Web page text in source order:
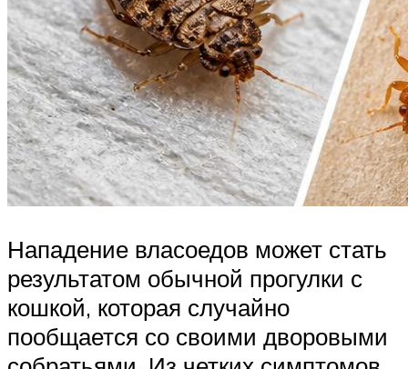
Нападение власоедов может стать
результатом обычной прогулки с
кошкой, которая случайно
пообщается со своими дворовыми